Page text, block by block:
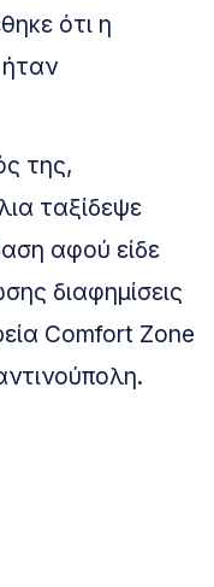
ότι η
ήταν
της,
ταξίδεψε
αφού είδε
διαφημίσεις
Comfort Zone